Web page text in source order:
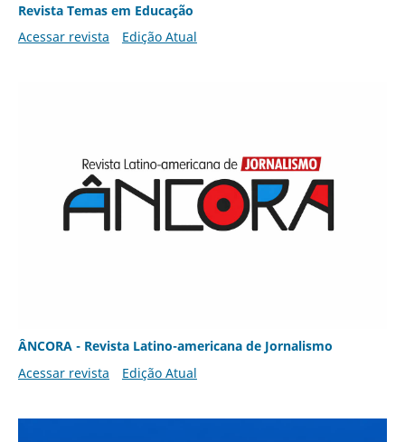
Revista Temas em Educação
Acessar revista
Edição Atual
ÂNCORA - Revista Latino-americana de Jornalismo
Acessar revista
Edição Atual